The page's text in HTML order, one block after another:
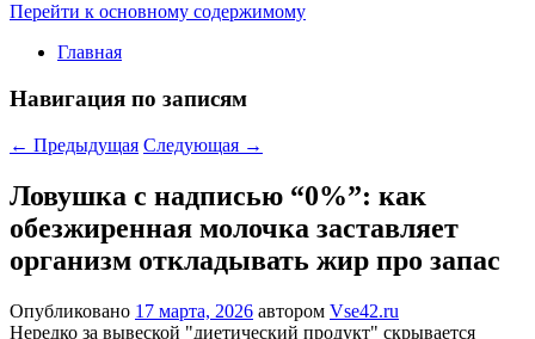
Перейти к основному содержимому
Главная
Навигация по записям
← Предыдущая Следующая →
Ловушка с надписью “0%”: как
обезжиренная молочка заставляет
организм откладывать жир про запас
Опубликовано 17 марта, 2026 автором Vse42.ru
Нередко за вывеской "диетический продукт" скрывается